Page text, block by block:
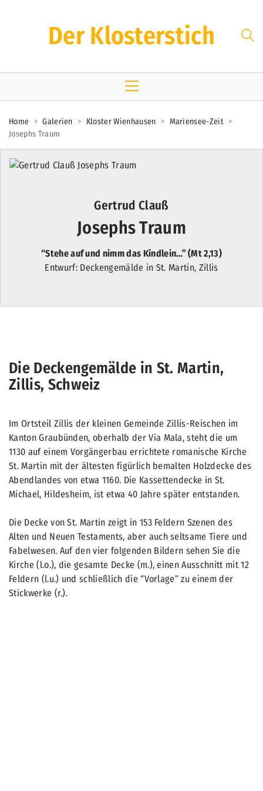
Der Klosterstich
Home > Galerien > Kloster Wienhausen > Mariensee-Zeit >
Josephs Traum
Gertrud Clauß
Josephs Traum
“Stehe auf und nimm das Kindlein…” (Mt 2,13)
Entwurf: Deckengemälde in St. Martin, Zillis
Die Deckengemälde in St. Martin,
Zillis, Schweiz
Im Ortsteil Zillis der kleinen Gemeinde Zillis-Reischen im
Kanton Graubünden, oberhalb der Via Mala, steht die um
1130 auf einem Vorgängerbau errichtete romanische Kirche
St. Martin mit der ältesten figürlich bemalten Holzdecke des
Abendlandes von etwa 1160. Die Kassettendecke in St.
Michael, Hildesheim, ist etwa 40 Jahre später entstanden.
Die Decke von St. Martin zeigt in 153 Feldern Szenen des
Alten und Neuen Testaments, aber auch seltsame Tiere und
Fabelwesen. Auf den vier folgenden Bildern sehen Sie die
Kirche (l.o.), die gesamte Decke (m.), einen Ausschnitt mit 12
Feldern (l.u.) und schließlich die “Vorlage” zu einem der
Stickwerke (r.).